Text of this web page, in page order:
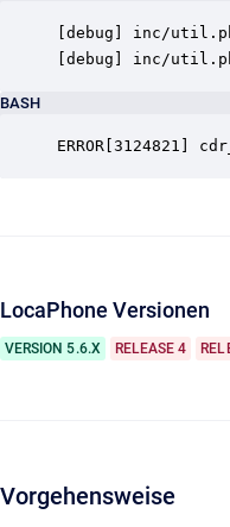
[debug] inc/
[debug] inc/
BASH
ERROR[3124821]
LocaPhone Versionen
VERSION 5.6.X RELEASE 4
Vorgehensweise